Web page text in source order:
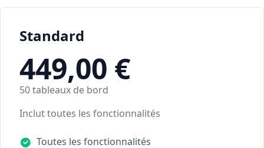
Standard
449,00 €
50 tableaux de bord
Inclut toutes les fonctionnalités
Toutes les fonctionnalités